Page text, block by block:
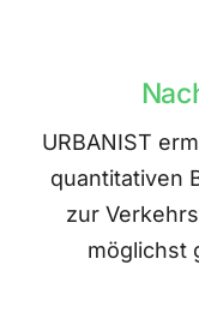
URBANIST
quantitativen
zur
möglichst